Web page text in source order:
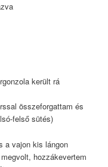
került rá
összeforgattam és
felső sütés)
a vajon kis lángon
hozzákevertem